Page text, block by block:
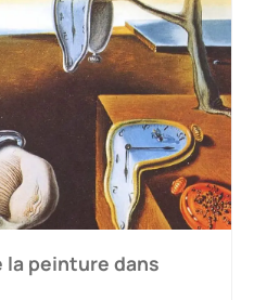
la peinture dans